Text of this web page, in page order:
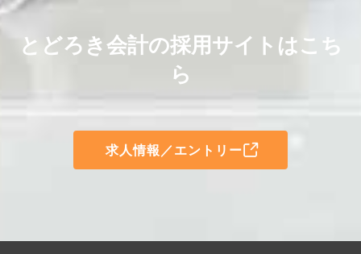
とどろき会計の採用サイトはこち
ら
求人情報／エントリー